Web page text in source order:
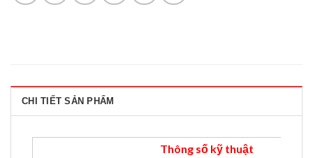
CHI TIẾT SẢN PHẨM
Thông số kỹ thuật